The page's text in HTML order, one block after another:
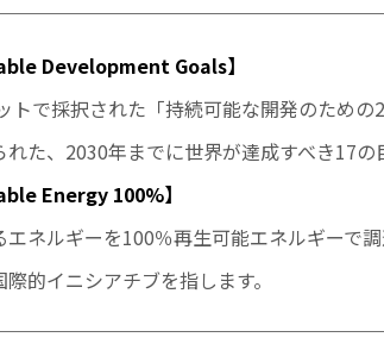
Development Goals】
トで採択された「持続可能な開発のための
た、2030年までに世界が達成すべき17の
Energy 100%】
ネルギーを100％再生可能エネルギーで
的イニシアチブを指します。